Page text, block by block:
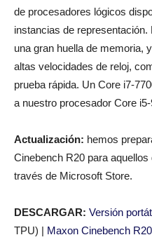
de procesadores lógicos
instancias de
una gran huella de memoria,
altas velocidades de reloj,
prueba rápida. Un Core i7-
a nuestro procesador Core
Actualización: hemos
Cinebench R20 para
través de Microsoft Store.
DESCARGAR: Versión
TPU) | Maxon Cinebench R20